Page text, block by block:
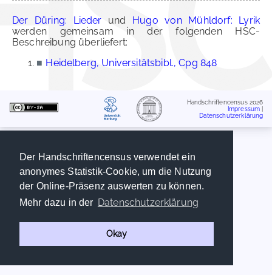
Der Handschriftencensus verwendet ein
anonymes Statistik-Cookie, um die Nutzung
der Online-Präsenz auswerten zu können.
Mehr dazu in der Datenschutzerklärung
Okay
Der Düring: Lieder und Hugo von Mühldorf: Lyrik
werden gemeinsam in der folgenden HSC-
Beschreibung überliefert:
■ Heidelberg, Universitätsbibl., Cpg 848
Handschriftencensus 2026
Impressum
Datenschutzerklärung